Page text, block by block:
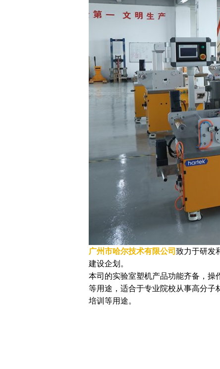
广州市哈尔技术有限公司 致力于研发
建设企划。
本司的实验室塑机产品功能齐备，操
等用途，适合于专业院校从事高分子
培训等用途。